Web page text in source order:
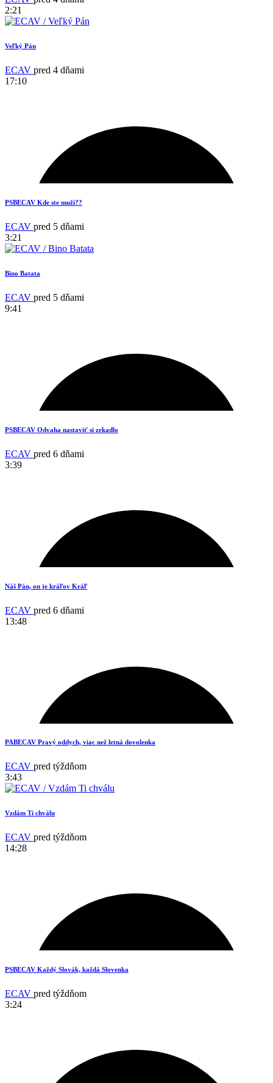
2:21
Veľký Pán
ECAV pred 4 dňami
17:10
PSBECAV Kde ste muži??
ECAV pred 5 dňami
3:21
Bino Batata
ECAV pred 5 dňami
9:41
18
PSBECAV Odvaha nastaviť si zrkadlo
ECAV pred 6 dňami
3:39
3
Náš Pán, on je kráľov Kráľ
ECAV pred 6 dňami
13:48
PABECAV Pravý oddych, viac než letná dovolenka
ECAV pred týždňom
3:43
Vzdám Ti chválu
ECAV pred týždňom
14:28
PSBECAV Každý Slovák, každá Slovenka
ECAV pred týždňom
3:24